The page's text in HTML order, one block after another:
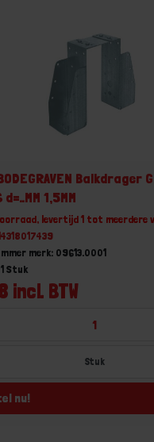
Balkdrager
1,5MM
levertijd 1 tot meerdere
merk: 09613.0001
incl. BTW
Stuk
Stuk
nu!